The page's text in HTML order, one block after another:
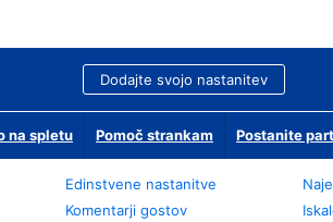
Dodajte svojo nastanitev
na spletu Pomoč strankam Postanite
Edinstvene nastanitve
Komentarji gostov